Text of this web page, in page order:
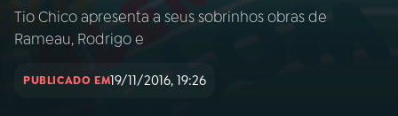
Início AO VIVO
INÍCIO
Tio Chico apresenta a seus sobrinhos obras de
Rameau, Rodrigo e
PUBLICADO EM19/11/2016, 19:26